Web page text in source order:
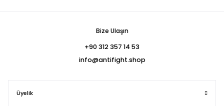
Bize Ulaşın
+90 312 357 14 53
info@antifight.shop
Üyelik